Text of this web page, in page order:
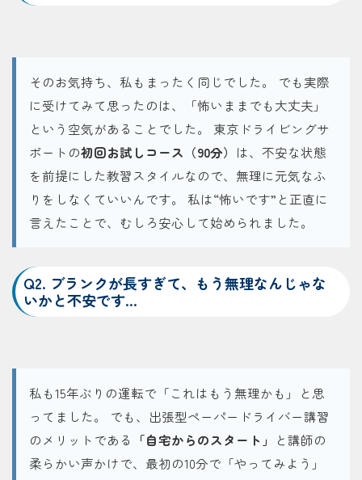
そのお気持ち、私もまったく同じでした。 でも実際
に受けてみて思ったのは、「怖いままでも大丈夫」
という空気があることでした。 東京ドライビングサ
ポートの初回お試しコース（90分） は、不安な状態
を前提にした教習スタイルなので、無理に元気なふ
りをしなくていいんです。 私は“怖いです”と正直に
言えたことで、むしろ安心して始められました。
Q2. ブランクが長すぎて、もう無理なんじゃな
いかと不安です…
私も15年ぶりの運転で「これはもう無理かも」と思
ってました。 でも、出張型ペーパードライバー講習
のメリットである
「自宅からのスタート」
と講師の
柔らかい声かけで、最初の10分で「やってみよう」